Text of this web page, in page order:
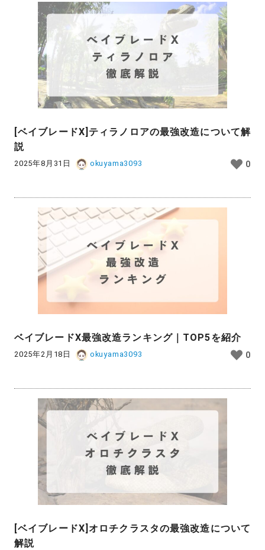
[ベイブレードX]ティラノロアの最強改造について解
説
2025年8月31日 okuyama3093 0
ベイブレードX最強改造ランキング｜TOP5を紹介
2025年2月18日 okuyama3093 0
[ベイブレードX]オロチクラスタの最強改造について
解説